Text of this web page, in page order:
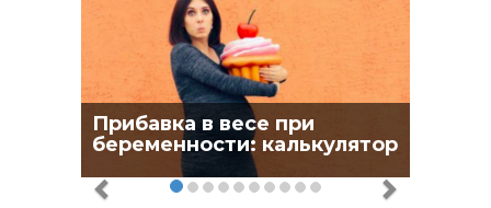
Прибавка в весе при
беременности: калькулятор